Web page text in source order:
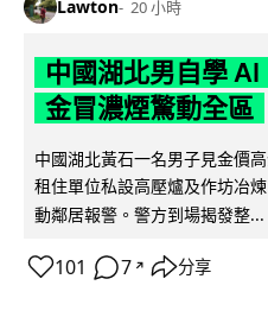
Lawton 20 小時
中國湖北男自學
金冒濃煙驚動全區
中國湖北黃石一名男子見金價
租住單位私設高壓爐及作坊冶
動鄰居報警。警方到場揭發整...
101 7 ↗ 分享